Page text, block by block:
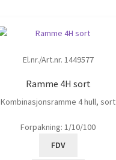
El.nr./Art.nr. 1449577
Ramme 4H sort
Kombinasjonsramme 4 hull, sort
Forpakning: 1/10/100
FDV